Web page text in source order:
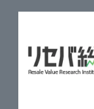
近くのお店で車
保険代理店業務
古物営業法に基づ